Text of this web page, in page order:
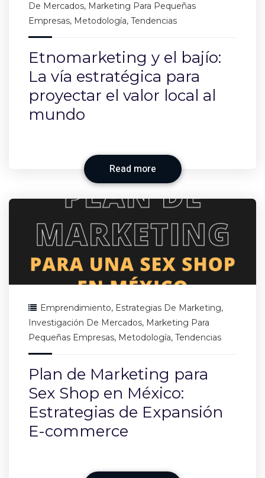
De Mercados, Marketing Para Pequeñas
Empresas, Metodología, Tendencias
Etnomarketing y el bajío:
La vía estratégica para
proyectar el valor local al
mundo
Read more
Emprendimiento, Estrategias De Marketing,
Investigación De Mercados, Marketing Para
Pequeñas Empresas, Metodología, Tendencias
Plan de Marketing para
Sex Shop en México:
Estrategias de Expansión
E-commerce